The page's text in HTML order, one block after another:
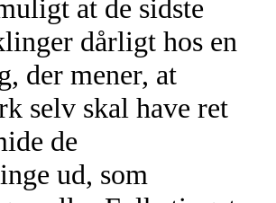
at de sidste
dårligt hos en
der mener, at
selv skal have ret
de
ud, som